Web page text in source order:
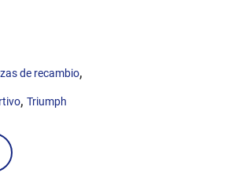
de recambio,
, Triumph